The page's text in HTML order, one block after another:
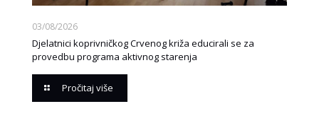
03/08/2026
Djelatnici koprivničkog Crvenog križa educirali se za
provedbu programa aktivnog starenja
Pročitaj više